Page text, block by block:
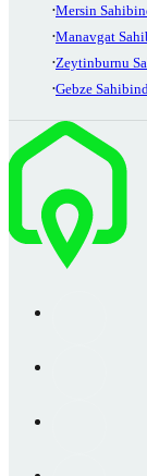
Mersin
Manavgat
Zeytinburnu
Gebze